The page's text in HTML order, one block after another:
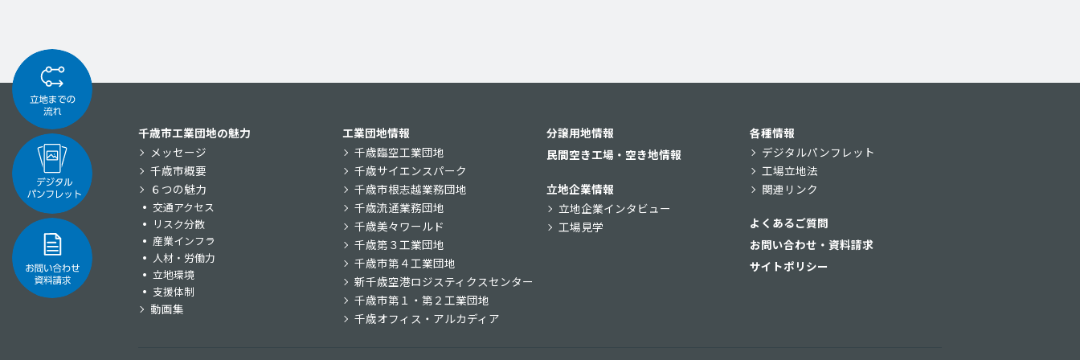
千歳市工業団地の魅力
メッセージ
千歳市概要
６つの魅力
交通アクセス
リスク分散
産業インフラ
人材・労働力
立地環境
支援体制
動画集
工業団地情報
千歳臨空工業団地
千歳サイエンスパーク
千歳市根志越業務団地
千歳流通業務団地
千歳美々ワールド
千歳第３工業団地
千歳市第４工業団地
新千歳空港ロジスティクスセンター
千歳市第１・第２工業団地
千歳オフィス・アルカディア
分譲用地情報
民間空き工場・空き地情報
立地企業情報
立地企業インタビュー
工場見学
各種情報
デジタルパンフレット
工場立地法
関連リンク
よくあるご質問
お問い合わせ・資料請求
サイトポリシー